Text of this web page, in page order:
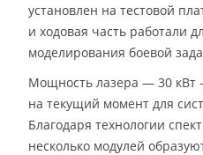
установлен на тестовой
и ходовая часть работали
моделирования боевой
Мощность лазера — 30 кВт
на текущий момент для
Благодаря технологии
несколько модулей